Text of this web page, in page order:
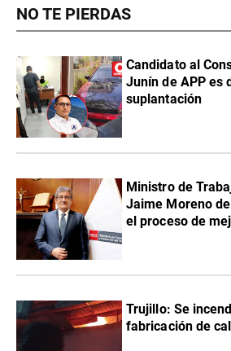
NO TE PIERDAS
Candidato al
Junín de APP es
suplantación
Ministro de
Jaime Moreno
el proceso de
Trujillo: Se
fabricación de